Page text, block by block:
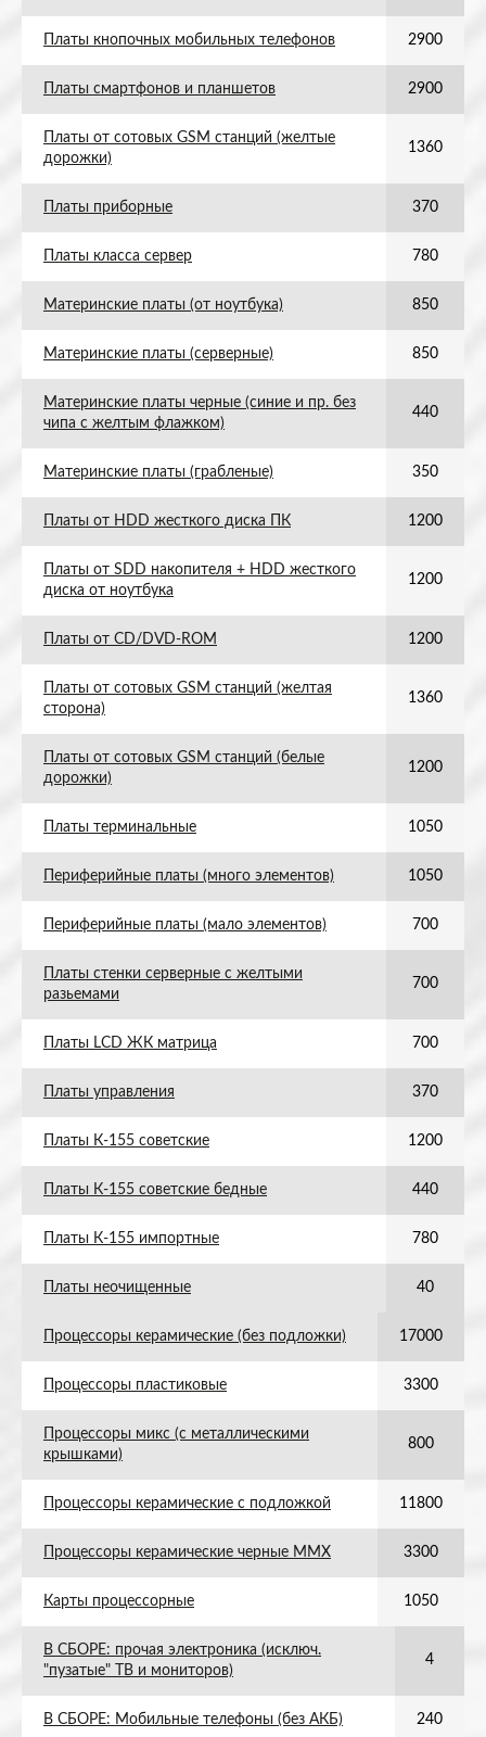
Платы кнопочных мобильных телефонов 2900
Платы смартфонов и планшетов 2900
Платы от сотовых GSM станций (желтые
дорожки)
1360
Платы приборные 370
Платы класса сервер 780
Материнские платы (от ноутбука) 850
Материнские платы (серверные) 850
Материнские платы черные (синие и пр. без
чипа с желтым флажком)
440
Материнские платы (грабленые) 350
Платы от HDD жесткого диска ПК 1200
Платы от SDD накопителя + HDD жесткого
диска от ноутбука
1200
Платы от CD/DVD-ROM 1200
Платы от сотовых GSM станций (желтая
сторона)
1360
Платы от сотовых GSM станций (белые
дорожки)
1200
Платы терминальные 1050
Периферийные платы (много элементов) 1050
Периферийные платы (мало элементов) 700
Платы стенки серверные с желтыми
разьемами
700
Платы LCD ЖК матрица 700
Платы управления 370
Платы К-155 советские 1200
Платы К-155 советские бедные 440
Платы К-155 импортные 780
Платы неочищенные 40
Процессоры керамические (без подложки) 17000
Процессоры пластиковые 3300
Процессоры микс (с металлическими
крышками)
800
Процессоры керамические с подложкой 11800
Процессоры керамические черные ММХ 3300
Карты процессорные 1050
В СБОРЕ: прочая электроника (исключ.
"пузатые" ТВ и мониторов)
4
В СБОРЕ: Мобильные телефоны (без АКБ) 240